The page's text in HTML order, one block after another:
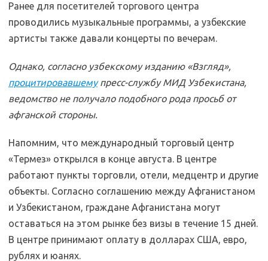
Ранее для посетителей торгового центра
проводились музыкальные программы, а узбекские
артисты также давали концерты по вечерам.
Однако, согласно узбекскому изданию «Взгляд»,
процитировавшемупресс-службу МИД Узбекистана,
ведомство не получало подобного рода просьб от
афганской стороны.
Напомним, что международный торговый центр
«Термез» открылся в конце августа. В центре
работают пункты торговли, отели, медцентр и другие
объекты. Согласно соглашению между Афганистаном
и Узбекистаном, граждане Афганистана могут
оставаться на этом рынке без визы в течение 15 дней.
В центре принимают оплату в долларах США, евро,
рублях и юанях.